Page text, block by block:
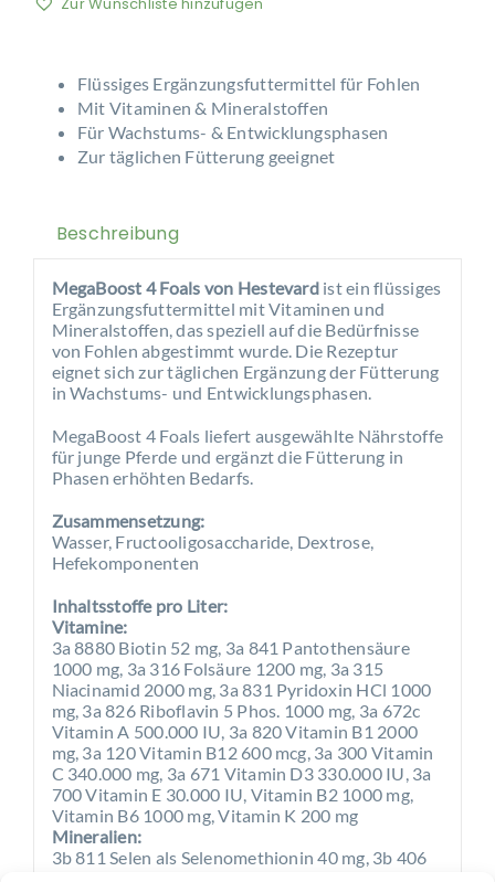
Flüssiges Ergänzungsfuttermittel für Fohlen
Mit Vitaminen & Mineralstoffen
Für Wachstums- & Entwicklungsphasen
Zur täglichen Fütterung geeignet
Beschreibung
MegaBoost 4 Foals von Hestevardist ein flüssiges
Ergänzungsfuttermittel mit Vitaminen und
Mineralstoffen, das speziell auf die Bedürfnisse
von Fohlen abgestimmt wurde. Die Rezeptur
eignet sich zur täglichen Ergänzung der Fütterung
in Wachstums- und Entwicklungsphasen.
MegaBoost 4 Foals liefert ausgewählte Nährstoffe
für junge Pferde und ergänzt die Fütterung in
Phasen erhöhten Bedarfs.
Zusammensetzung:
Wasser, Fructooligosaccharide, Dextrose,
Hefekomponenten
Inhaltsstoffe pro Liter:
Vitamine:
3a 8880 Biotin 52 mg, 3a 841 Pantothensäure
1000 mg, 3a 316 Folsäure 1200 mg, 3a 315
Niacinamid 2000 mg, 3a 831 Pyridoxin HCl 1000
mg, 3a 826 Riboflavin 5 Phos. 1000 mg, 3a 672c
Vitamin A 500.000 IU, 3a 820 Vitamin B1 2000
mg, 3a 120 Vitamin B12 600 mcg, 3a 300 Vitamin
C 340.000 mg, 3a 671 Vitamin D3 330.000 IU, 3a
700 Vitamin E 30.000 IU, Vitamin B2 1000 mg,
Vitamin B6 1000 mg, Vitamin K 200 mg
Mineralien:
3b 811 Selen als Selenomethionin 40 mg, 3b 406